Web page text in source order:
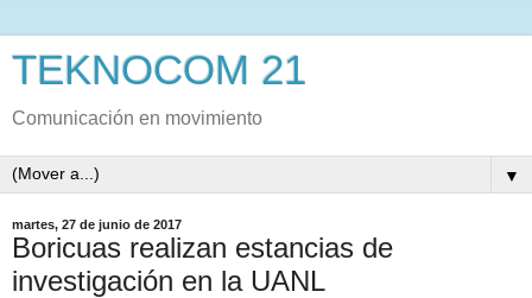
TEKNOCOM 21
Comunicación en movimiento
▼
martes, 27 de junio de 2017
Boricuas realizan estancias de
investigación en la UANL